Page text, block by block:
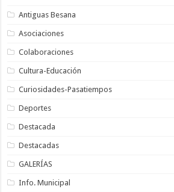
Antiguas Besana
Asociaciones
Colaboraciones
Cultura-Educación
Curiosidades-Pasatiempos
Deportes
Destacada
Destacadas
GALERÍAS
Info. Municipal